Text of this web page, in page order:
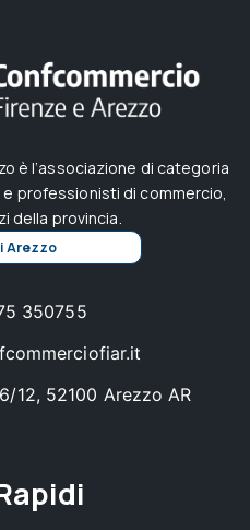
è l’associazione di categoria
professionisti di commercio,
della provincia.
Arezzo
350755
12, 52100 Arezzo AR